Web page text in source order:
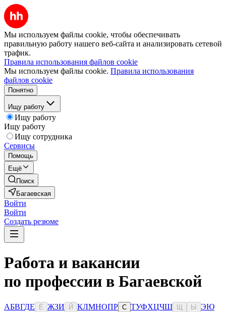
Мы используем файлы cookie, чтобы обеспечивать
правильную работу нашего веб-сайта и анализировать сетевой
трафик.
Правила использования файлов cookie
Мы используем файлы cookie. Правила использования
файлов cookie
Понятно
Ищу работу
Ищу работу
Ищу работу
Ищу сотрудника
Сервисы
Помощь
Ещё
Поиск
Багаевская
Войти
Войти
Создать резюме
Работа и вакансии
по профессии в Багаевской
АБВГДЕ Ё ЖЗИ Й КЛМНОПР С ТУФХЦЧШ Ы ЭЮ